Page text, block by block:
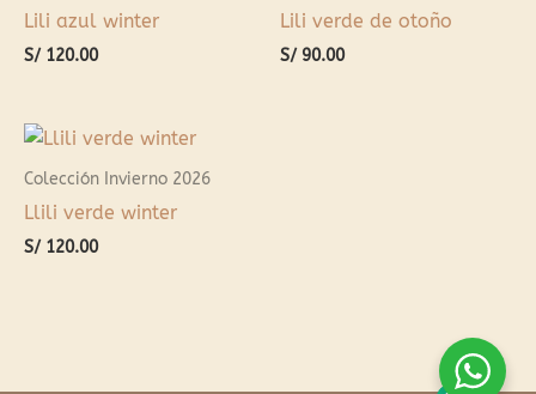
Lili azul winter
S/120.00
Lili verde de otoño
S/90.00
Colección Invierno 2026
Llili verde winter
S/120.00